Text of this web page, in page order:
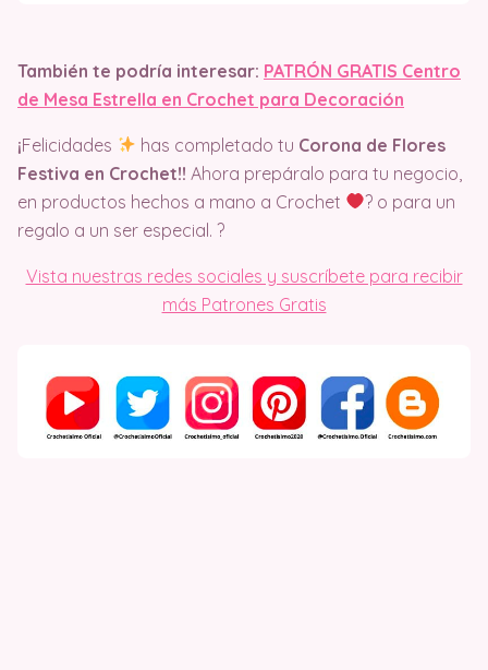
También te podría interesar: PATRÓN GRATIS Centro
de Mesa Estrella en Crochet para Decoración
¡Felicidades has completado tu Corona de Flores
Festiva en Crochet!! Ahora prepáralo para tu negocio,
en productos hechos a mano a Crochet
? o para un
regalo a un ser especial. ?
Vista nuestras redes sociales y suscríbete para recibir
más Patrones Gratis